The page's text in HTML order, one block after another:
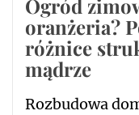
Ogród
oranżeria?
różnice
mądrze
Rozbudowa